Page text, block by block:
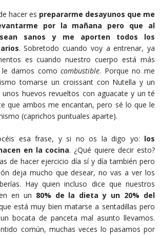
hacer es prepararme desayunos que me
por la mañana pero que al
sanos y me aporten todos los
. Sobretodo cuando voy a entrenar, ya
es cuando nuestro cuerpo está más
le damos comocombustible. Porque no me
tomarse un croissant con Nutella y un
huevos revueltos con aguacate y un té
que ambos me encantan, pero sé lo que le
(caprichos puntuales aparte).
esa frase, y si no os la digo yo: los
en la cocina. ¿Qué quiere decir esto?
de hacer ejercicio día sí y día también pero
deja mucho que desear, no vas a ver los
Hay quien incluso dice que nuestros
en un 80% de la dieta y un 20% del
está muy bien matarse a sentadillas pero
bocata de panceta mal asunto llevamos.
común, muchas veces lo pasamos por